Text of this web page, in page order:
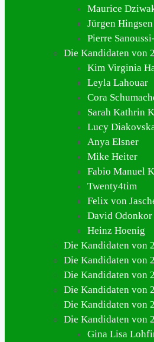
Maurice
Jürgen Hingsen
Pierre
Die Kandidaten von
Kim Virginia
Leyla Lahouar
Cora
Sarah Kathrin
Lucy
Anya Elsner
Mike Heiter
Fabio Manuel
Twenty4tim
Felix von
David Odonkor
Heinz Hoenig
Die Kandidaten von
Die Kandidaten von
Die Kandidaten von
Die Kandidaten von
Die Kandidaten von
Die Kandidaten von
Gina Lisa